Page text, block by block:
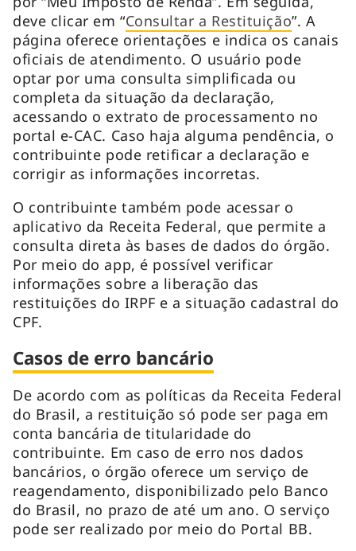
deve clicar em “Consultar a Restituição”. A
página oferece orientações e indica os canais
oficiais de atendimento. O usuário pode
optar por uma consulta simplificada ou
completa da situação da declaração,
acessando o extrato de processamento no
portal e-CAC. Caso haja alguma pendência, o
contribuinte pode retificar a declaração e
corrigir as informações incorretas.
O contribuinte também pode acessar o
aplicativo da Receita Federal, que permite a
consulta direta às bases de dados do órgão.
Por meio do app, é possível verificar
informações sobre a liberação das
restituições do IRPF e a situação cadastral do
CPF.
Casos de erro bancário
De acordo com as políticas da Receita Federal
do Brasil, a restituição só pode ser paga em
conta bancária de titularidade do
contribuinte. Em caso de erro nos dados
bancários, o órgão oferece um serviço de
reagendamento, disponibilizado pelo Banco
do Brasil, no prazo de até um ano. O serviço
pode ser realizado por meio do Portal BB.